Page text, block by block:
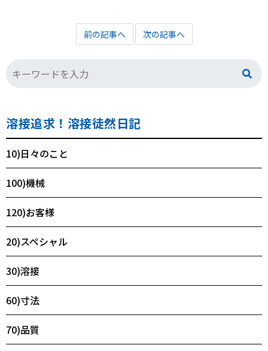
前の記事へ 次の記事へ
溶接追求！溶接徒然日記
10)日々のこと
100)機械
120)お客様
20)スペシャル
30)溶接
60)寸法
70)品質